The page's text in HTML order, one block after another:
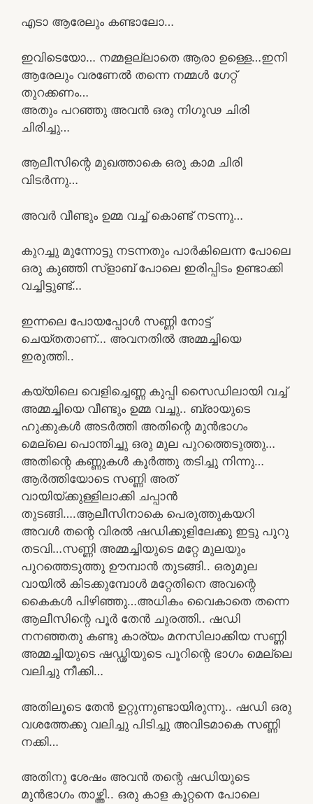
എടാ ആരേലും കണ്ടാലോ…
ഇവിടെയോ… നമ്മളല്ലാതെ ആരാ ഉള്ളെ…ഇനി
ആരേലും വരണേൽ തന്നെ നമ്മൾ ഗേറ്റ്
തുറക്കണം…
അതും പറഞ്ഞു അവൻ ഒരു നിഗൂഢ ചിരി
ചിരിച്ചു…
ആലീസിന്റെ മുഖത്താകെ ഒരു കാമ ചിരി
വിടർന്നു…
അവർ വീണ്ടും ഉമ്മ വച്ച് കൊണ്ട് നടന്നു…
കുറച്ചു മുന്നോട്ടു നടന്നതും പാർകിലെന്ന പോലെ
ഒരു കുഞ്ഞി സ്ളാബ് പോലെ ഇരിപ്പിടം ഉണ്ടാക്കി
വച്ചിട്ടുണ്ട്…
ഇന്നലെ പോയപ്പോൾ സണ്ണി നോട്ട്
ചെയ്തതാണ്… അവനതിൽ അമ്മച്ചിയെ
ഇരുത്തി..
കയ്യിലെ വെളിച്ചെണ്ണ കുപ്പി സൈഡിലായി വച്ച്
അമ്മച്ചിയെ വീണ്ടും ഉമ്മ വച്ചു.. ബ്രായുടെ
ഹുക്കുകൾ അടർത്തി അതിന്റെ മുൻഭാഗം
മെല്ലെ പൊന്തിച്ചു ഒരു മുല പുറത്തെടുത്തു…
അതിന്റെ കണ്ണുകൾ കൂർത്തു തടിച്ചു നിന്നു…
ആർത്തിയോടെ സണ്ണി അത്
വായിയ്ക്കുള്ളിലാക്കി ചപ്പാൻ
തുടങ്ങി….ആലീസിനാകെ പെരുത്തുകയറി
അവൾ തന്റെ വിരൽ ഷഡിക്കുളിലേക്കു ഇട്ടു പൂറു
തടവി…സണ്ണി അമ്മച്ചിയുടെ മറ്റേ മുലയും
പുറത്തെടുത്തു ഊമ്പാൻ തുടങ്ങി.. ഒരുമുല
വായിൽ കിടക്കുമ്പോൾ മറ്റേതിനെ അവന്റെ
കൈകൾ പിഴിഞ്ഞു…അധികം വൈകാതെ തന്നെ
ആലീസിന്റെ പൂർ തേൻ ചുരത്തി.. ഷഡി
നനഞ്ഞതു കണ്ടു കാര്യം മനസിലാക്കിയ സണ്ണി
അമ്മച്ചിയുടെ ഷഡ്ഢിയുടെ പൂറിന്റെ ഭാഗം മെല്ലെ
വലിച്ചു നീക്കി…
അതിലൂടെ തേൻ ഉറ്റുന്നുണ്ടായിരുന്നു.. ഷഡി ഒരു
വശത്തേക്കു വലിച്ചു പിടിച്ചു അവിടമാകെ സണ്ണി
നക്കി…
അതിനു ശേഷം അവൻ തന്റെ ഷഡിയുടെ
മുൻഭാഗം താഴ്ത്തി.. ഒരു കാള കൂറ്റനെ പോലെ